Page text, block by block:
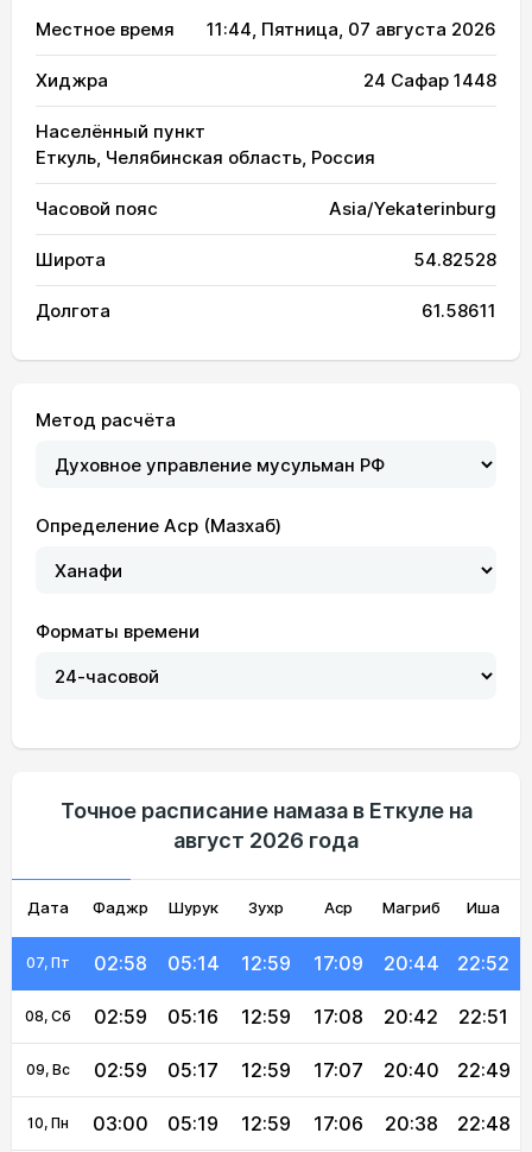
Местное время 11:44, Пятница, 07 августа 2026
Хиджра 24 Сафар 1448
Населённый пункт
Еткуль, Челябинская область, Россия
Часовой пояс Asia/Yekaterinburg
Широта 54.82528
Долгота 61.58611
Метод расчёта
Определение Аср (Мазхаб)
Форматы времени
Точное расписание намаза в Еткуле на
август 2026 года
Дата Фаджр Шурук Зухр Аср Магриб Иша
01, Сб 02:53 05:03
03, Пн 02:55 05:07 13:00 17:13 20:52 22:56
04, Вт 02:56 05:08 13:00 17:12 20:50 22:55
05:10 17:11
06, Чт 02:57 05:12 13:00 17:10 20:46 22:53
07, Пт 02:58 05:14 12:59 17:09 20:44 22:52
08, Сб 02:59 05:16 12:59 17:08 20:42 22:51
09, Вс 02:59 05:17 12:59 17:07 20:40 22:49
10, Пн 03:00 05:19 12:59 17:06 20:38 22:48